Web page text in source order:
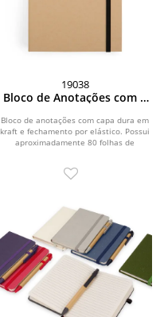
19038
Bloco de Anotações com 5
Bloco de anotações com capa dura em
kraft e fechamento por elástico. Possui
aproximadamente 80 folhas de